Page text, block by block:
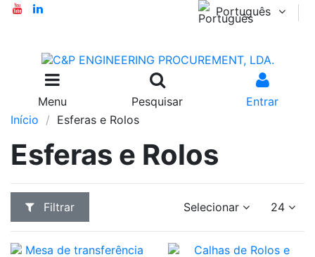
Português
Menu Pesquisar
Entrar
Início
Esferas e Rolos
Esferas e Rolos
Filtrar Selecionar 24